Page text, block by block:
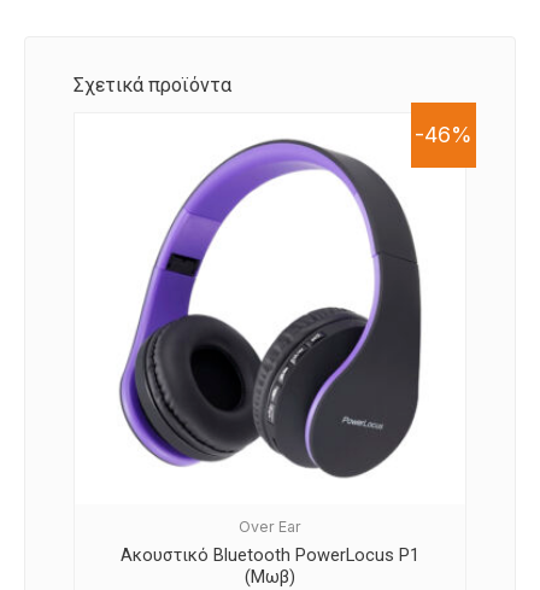
Σχετικά προϊόντα
-46%
Over Ear
Ακουστικό Bluetooth PowerLocus P1
(Μωβ)